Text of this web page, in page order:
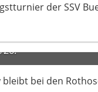
der SSV
26:
bleibt bei den